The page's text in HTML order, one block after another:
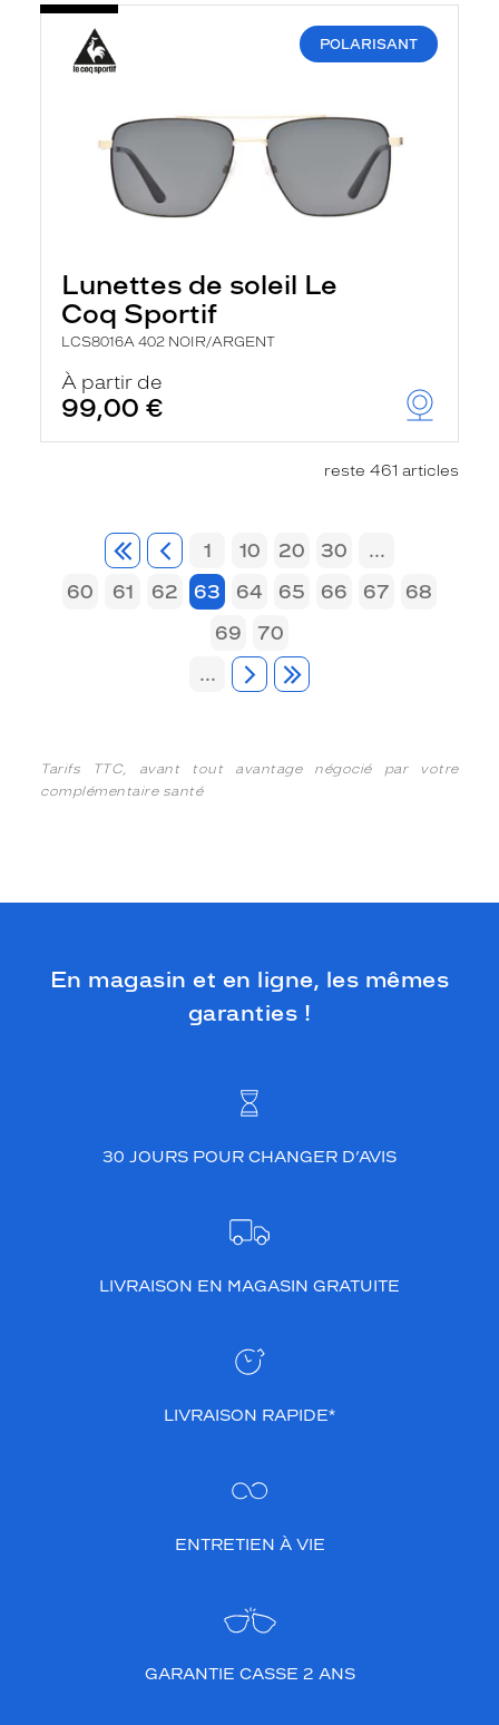
POLARISANT
Lunettes de soleil Le
Coq Sportif
LCS8016A 402 NOIR/ARGENT
À partir de
99,00 €
reste 461 articles
1 10 20 30
...
60
61 62 63 64 65 66 67
68
69
70
...
Tarifs TTC, avant tout avantage négocié par votre
complémentaire santé
En magasin et en ligne, les mêmes
garanties !
30 JOURS POUR CHANGER D’AVIS
LIVRAISON EN MAGASIN GRATUITE
LIVRAISON RAPIDE*
ENTRETIEN À VIE
GARANTIE CASSE 2 ANS